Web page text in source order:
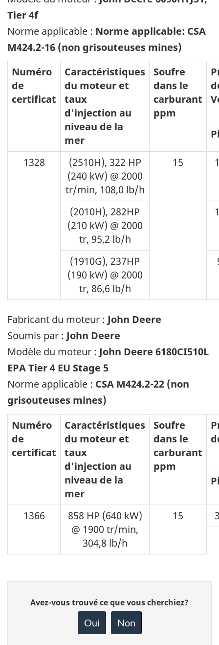
Tier 4f
Norme applicable : Norme applicable: CSA
M424.2-16 (non grisouteuses mines)
Numéro
de
certificat
Caractéristiques
du moteur et
taux
d'injection au
niveau de la
mer
Soufre
dans le
carburant
ppm
1328
(2510H), 322 HP
(240 kW) @ 2000
tr/min, 108,0 lb/h
15
(2010H), 282HP
(210 kW) @ 2000
tr, 95,2 lb/h
(1910G), 237HP
(190 kW) @ 2000
tr, 86,6 lb/h
Fabricant du moteur : John Deere
Soumis par : John Deere
Modèle du moteur : John Deere 6180CI510L
EPA Tier 4 EU Stage 5
Norme applicable : CSA M424.2-22 (non
grisouteuses mines)
Numéro
de
certificat
Caractéristiques
du moteur et
taux
d'injection au
niveau de la
mer
Soufre
dans le
carburant
ppm
1366
858 HP (640 kW)
@ 1900 tr/min,
304,8 lb/h
15
Donnez
votre
Avez-vous trouvé ce que vous cherchiez?
Oui Non